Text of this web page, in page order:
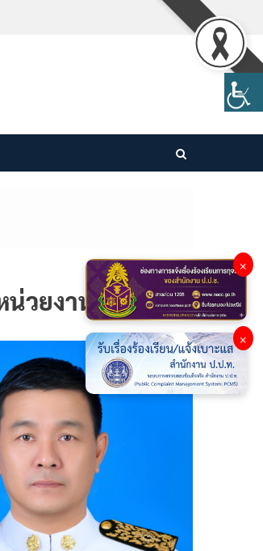
น่วยงาน
×
×